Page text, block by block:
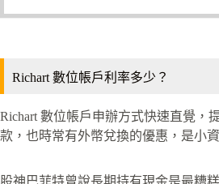
Richart 數位帳戶利率多少？
Richart 數位帳戶申辦方式快速直覺，
款，也時常有外幣兌換的優惠，是小